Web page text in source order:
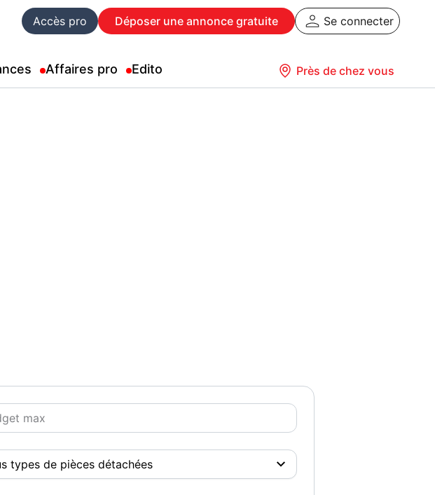
Accès pro Déposer une annonce gratuite Se connecter
Affaires pro Edito Près de chez vous